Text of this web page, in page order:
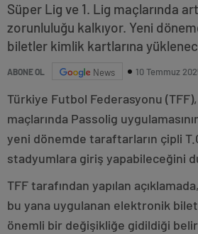
Süper Lig ve 1. Lig maçlarında
zorunluluğu kalkıyor. Yeni
biletler kimlik kartlarına
ABONE OL News 10 Temmuz
Türkiye Futbol Federasyonu
maçlarında Passolig
yeni dönemde taraftarların çipli
stadyumlara giriş yapabileceğini
TFF tarafından yapılan
bu yana uygulanan elektronik
önemli bir değişikliğe gidildiği